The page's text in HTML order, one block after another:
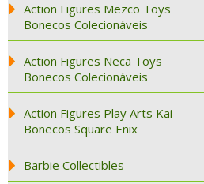
Action Figures Mezco Toys
Bonecos Colecionáveis
Action Figures Neca Toys
Bonecos Colecionáveis
Action Figures Play Arts Kai
Bonecos Square Enix
Barbie Collectibles